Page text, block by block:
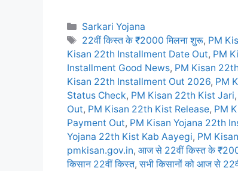
Categories
Sarkari Yojana
Tags
22वीं किस्त के ₹2000 मिलना शुरू, PM
Kisan 22th Installment Date Out, PM
Installment Good News, PM Kisan
Kisan 22th Installment Out 2026, PM
Status Check, PM Kisan 22th Kist Jari,
Out, PM Kisan 22th Kist Release, PM
Payment Out, PM Kisan Yojana 22th
Yojana 22th Kist Kab Aayegi, PM
pmkisan.gov.in, आज से 22वीं किस्त के
किसान 22वीं किस्त,सभी किसानों को आज से